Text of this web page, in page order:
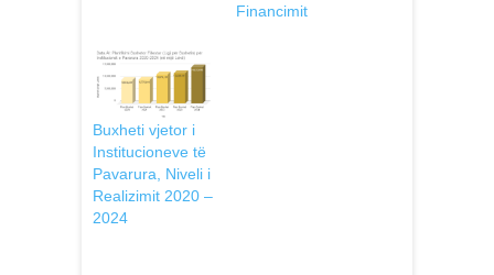
Financimit
Buxheti vjetor i
Institucioneve të
Pavarura, Niveli i
Realizimit 2020 –
2024